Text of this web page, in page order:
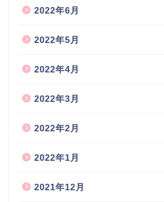
2022年6月
2022年5月
2022年4月
2022年3月
2022年2月
2022年1月
2021年12月